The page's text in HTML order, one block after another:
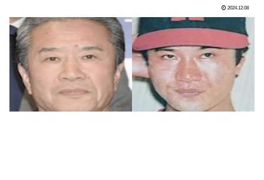
2024.12.08